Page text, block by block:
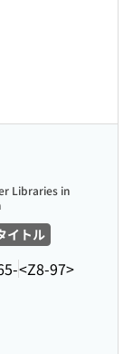
イトル
<Z8-97>
Libraries in